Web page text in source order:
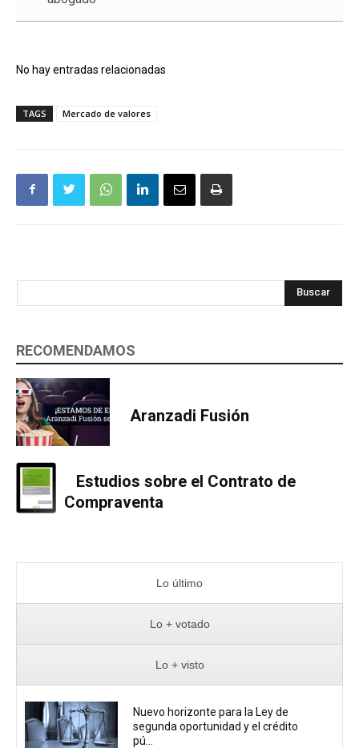
No hay entradas relacionadas
TAGS Mercado de valores
Buscar
RECOMENDAMOS
Aranzadi Fusión
Estudios sobre el Contrato de
Compraventa
Lo último
Lo + votado
Lo + visto
Nuevo horizonte para la Ley de
segunda oportunidad y el crédito
pú...